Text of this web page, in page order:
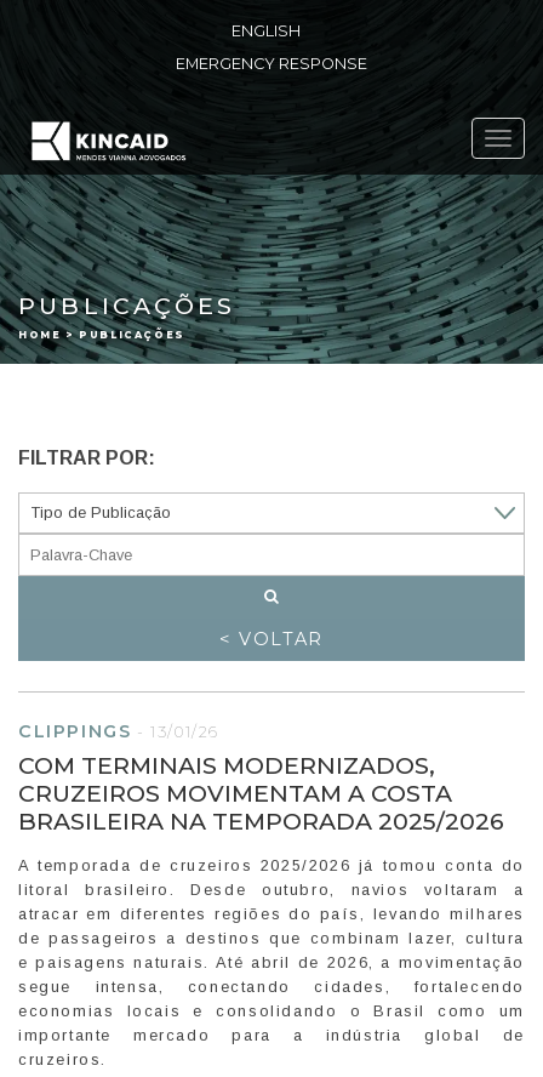
ENGLISH
EMERGENCY RESPONSE
PUBLICAÇÕES
HOME > PUBLICAÇÕES
FILTRAR POR:
< VOLTAR
CLIPPINGS -13/01/26
COM TERMINAIS MODERNIZADOS,
CRUZEIROS MOVIMENTAM A COSTA
BRASILEIRA NA TEMPORADA 2025/2026
A temporada de cruzeiros 2025/2026 já tomou conta do
litoral brasileiro. Desde outubro, navios voltaram a
atracar em diferentes regiões do país, levando milhares
de passageiros a destinos que combinam lazer, cultura
e paisagens naturais. Até abril de 2026, a movimentação
segue intensa, conectando cidades, fortalecendo
economias locais e consolidando o Brasil como um
importante mercado para a indústria global de
cruzeiros.